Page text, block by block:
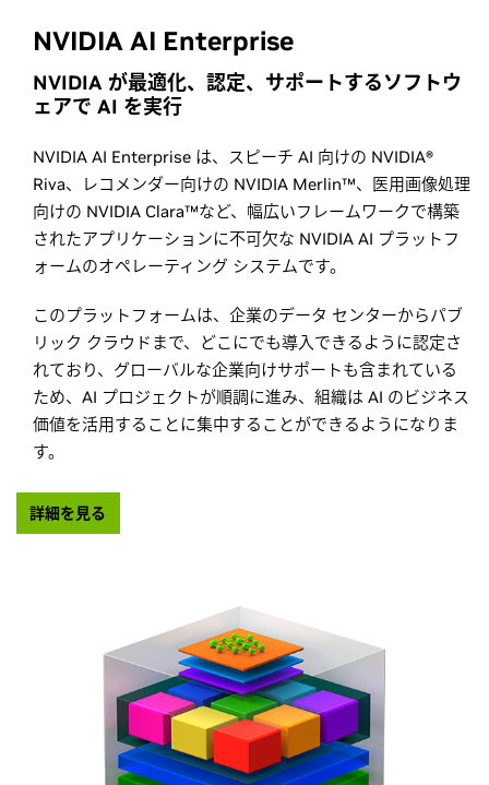
NVIDIA AI Enterprise
NVIDIA が最適化、認定、サポートするソフトウ
ェアで AI を実行
NVIDIA AI Enterprise は、スピーチ AI 向けの NVIDIA®
Riva、レコメンダー向けの NVIDIA Merlin™、医用画像処理
向けの NVIDIA Clara™など、幅広いフレームワークで構築
されたアプリケーションに不可欠な NVIDIA AI プラットフ
ォームのオペレーティング システムです。
このプラットフォームは、企業のデータ センターからパブ
リック クラウドまで、どこにでも導入できるように認定さ
れており、グローバルな企業向けサポートも含まれている
ため、AI プロジェクトが順調に進み、組織は AI のビジネス
価値を活用することに集中することができるようになりま
す。
詳細を見る